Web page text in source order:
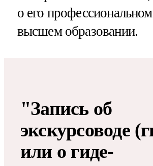
о его
высшем образовании.
"Запись об
экскурсоводе
или о гиде-